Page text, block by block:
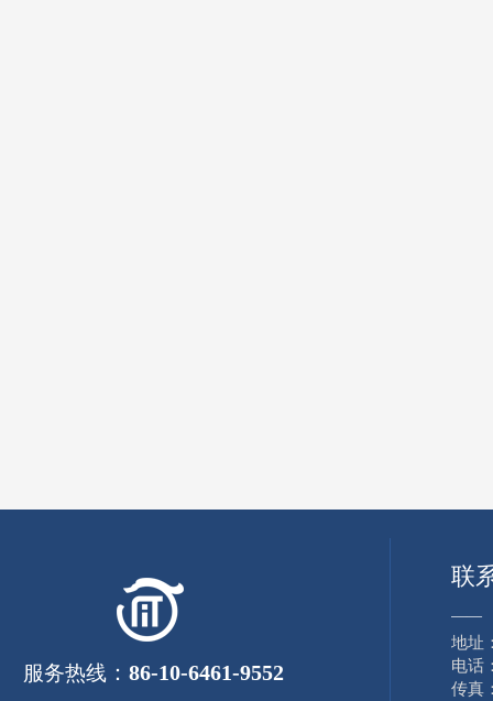
服务热线： 86-10-6461-9552
联
——
地址
电话
传真